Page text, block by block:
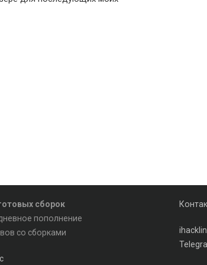
сборок
пополнение
со сборками